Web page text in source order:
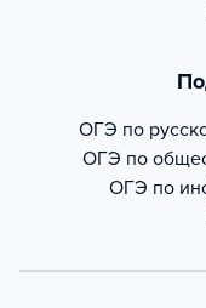
ОГЭ по
ОГЭ по
ОГЭ по